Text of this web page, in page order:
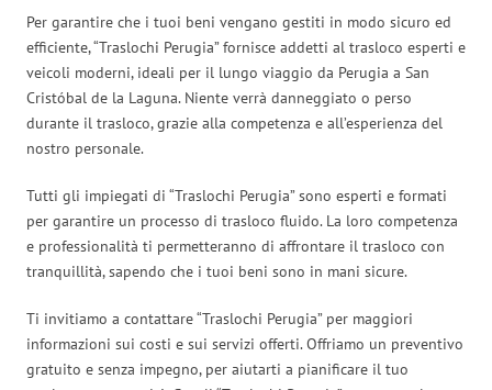
Per garantire che i tuoi beni vengano gestiti in modo sicuro ed
efficiente, “Traslochi Perugia” fornisce addetti al trasloco esperti e
veicoli moderni, ideali per il lungo viaggio da Perugia a San
Cristóbal de la Laguna. Niente verrà danneggiato o perso
durante il trasloco, grazie alla competenza e all’esperienza del
nostro personale.
Tutti gli impiegati di “Traslochi Perugia” sono esperti e formati
per garantire un processo di trasloco fluido. La loro competenza
e professionalità ti permetteranno di affrontare il trasloco con
tranquillità, sapendo che i tuoi beni sono in mani sicure.
Ti invitiamo a contattare “Traslochi Perugia” per maggiori
informazioni sui costi e sui servizi offerti. Offriamo un preventivo
gratuito e senza impegno, per aiutarti a pianificare il tuo